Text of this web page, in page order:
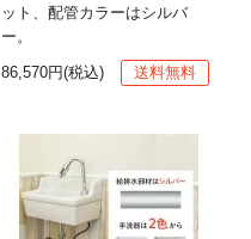
ット、配管カラーはシルバ
ー。
86,570円(税込)
送料無料